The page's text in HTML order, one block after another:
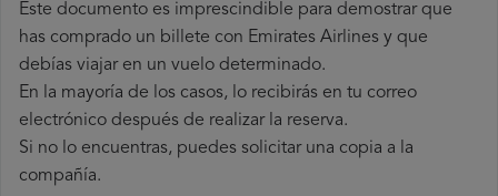
Este documento es imprescindible para demostrar que
has comprado un billete con Emirates Airlines y que
debías viajar en un vuelo determinado.
En la mayoría de los casos, lo recibirás en tu correo
electrónico después de realizar la reserva.
Si no lo encuentras, puedes solicitar una copia a la
compañía.